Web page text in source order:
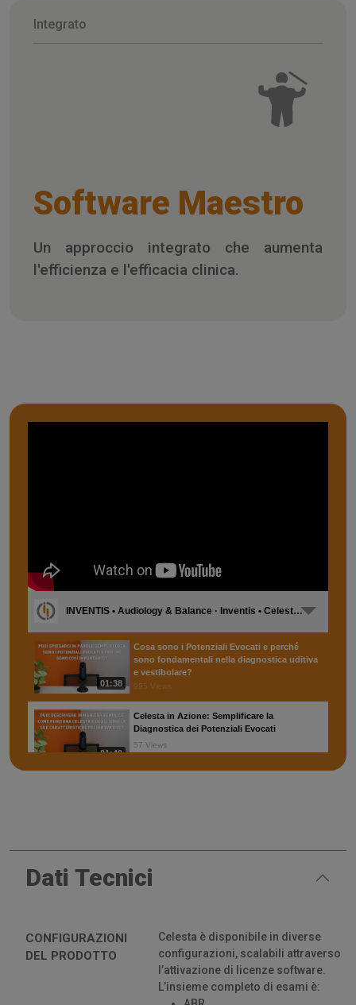
Integrato
Software Maestro
Un approccio integrato che aumenta
l'efficienza e l'efficacia clinica.
INVENTIS • Audiology & Balance · Inventis • Celesta [IT]
01:38
Cosa sono i Potenziali Evocati e perché
sono fondamentali nella diagnostica uditiva
e vestibolare?
995 Views
01:49
Celesta in Azione: Semplificare la
Diagnostica dei Potenziali Evocati
57 Views
Potenziali Evocati
50 Views
01:20
Semplificata per i Potenziali Evocati
20 Views
Celesta: Flessibilità Modulare e Workflow
Dati Tecnici
CONFIGURAZIONI
DEL PRODOTTO
Celesta è disponibile in diverse
configurazioni, scalabili attraverso
l’attivazione di licenze software.
L’insieme completo di esami è: